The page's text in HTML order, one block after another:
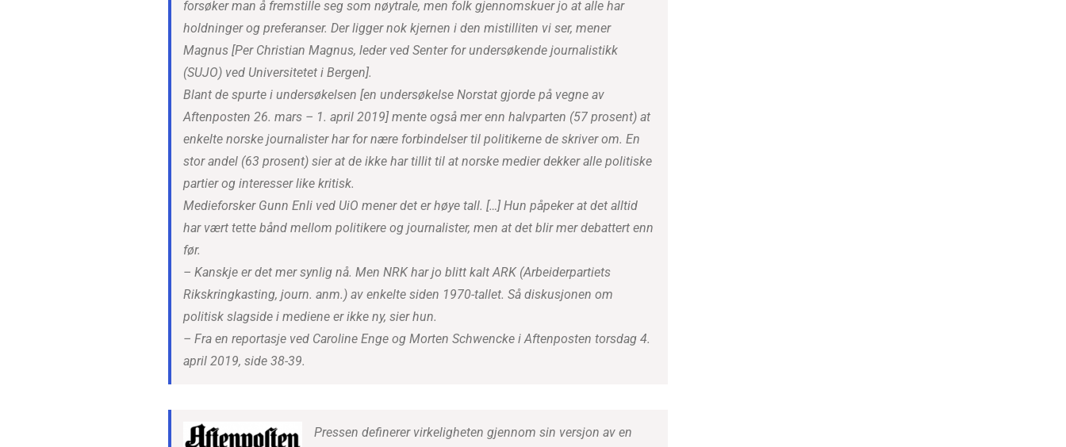
forsøker man å fremstille seg som nøytrale, men folk gjennomskuer jo at alle har
holdninger og preferanser. Der ligger nok kjernen i den mistilliten vi ser, mener
Magnus [Per Christian Magnus, leder ved Senter for undersøkende journalistikk
(SUJO) ved Universitetet i Bergen].
Blant de spurte i undersøkelsen [en undersøkelse Norstat gjorde på vegne av
Aftenposten 26. mars – 1. april 2019] mente også mer enn halvparten (57 prosent) at
enkelte norske journalister har for nære forbindelser til politikerne de skriver om. En
stor andel (63 prosent) sier at de ikke har tillit til at norske medier dekker alle politiske
partier og interesser like kritisk.
Medieforsker Gunn Enli ved UiO mener det er høye tall. […] Hun påpeker at det alltid
har vært tette bånd mellom politikere og journalister, men at det blir mer debattert enn
før.
– Kanskje er det mer synlig nå. Men NRK har jo blitt kalt ARK (Arbeiderpartiets
Rikskringkasting, journ. anm.) av enkelte siden 1970-tallet. Så diskusjonen om
politisk slagside i mediene er ikke ny, sier hun.
– Fra en reportasje ved Caroline Enge og Morten Schwencke i Aftenposten torsdag 4.
april 2019, side 38-39.
Pressen definerer virkeligheten gjennom sin versjon av en